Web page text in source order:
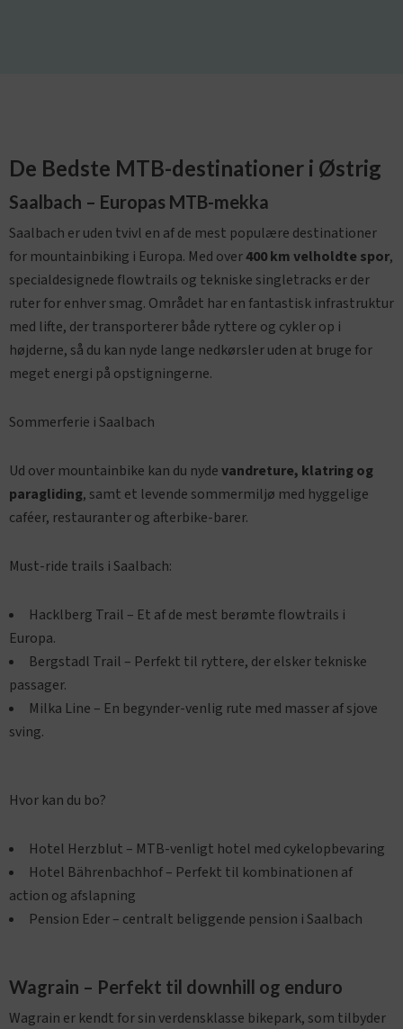
De Bedste MTB-destinationer i Østrig
Saalbach – Europas MTB-mekka
Saalbach er uden tvivl en af de mest populære destinationer
for mountainbiking i Europa. Med over400 km velholdte spor,
specialdesignede flowtrails og tekniske singletracks er der
ruter for enhver smag. Området har en fantastisk infrastruktur
med lifte, der transporterer både ryttere og cykler op i
højderne, så du kan nyde lange nedkørsler uden at bruge for
meget energi på opstigningerne.
Sommerferie i Saalbach
Ud over mountainbike kan du nydevandreture, klatring og
paragliding, samt et levende sommermiljø med hyggelige
caféer, restauranter og afterbike-barer.
Must-ride trails i Saalbach:
Hacklberg Trail – Et af de mest berømte flowtrails i
Europa.
Bergstadl Trail – Perfekt til ryttere, der elsker tekniske
passager.
Milka Line – En begynder-venlig rute med masser af sjove
sving.
Hvor kan du bo?
Hotel Herzblut – MTB-venligt hotel med cykelopbevaring
Hotel Bährenbachhof – Perfekt til kombinationen af
action og afslapning
Pension Eder – centralt beliggende pension i Saalbach
Wagrain – Perfekt til downhill og enduro
Wagrain er kendt for sin verdensklasse bikepark, som tilbyder